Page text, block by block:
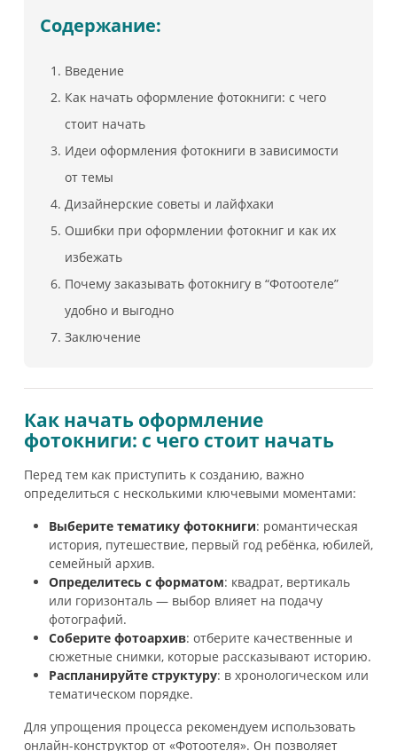
Содержание:
Введение
Как начать оформление фотокниги: с чего
стоит начать
Идеи оформления фотокниги в зависимости
от темы
Дизайнерские советы и лайфхаки
Ошибки при оформлении фотокниг и как их
избежать
Почему заказывать фотокнигу в “Фотоотеле”
удобно и выгодно
Заключение
Как начать оформление
фотокниги: с чего стоит начать
Перед тем как приступить к созданию, важно
определиться с несколькими ключевыми моментами:
Выберите тематику фотокниги: романтическая
история, путешествие, первый год ребёнка, юбилей,
семейный архив.
Определитесь с форматом: квадрат, вертикаль
или горизонталь — выбор влияет на подачу
фотографий.
Соберите фотоархив: отберите качественные и
сюжетные снимки, которые рассказывают историю.
Распланируйте структуру: в хронологическом или
тематическом порядке.
Для упрощения процесса рекомендуем использовать
онлайн-конструктор от «Фотоотеля». Он позволяет